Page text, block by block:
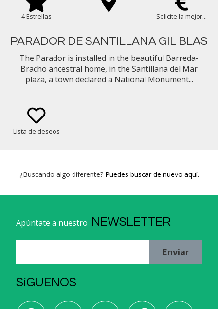
4 Estrellas Solicite la mejor...
PARADOR DE SANTILLANA GIL BLAS
The Parador is installed in the beautiful Barreda-
Bracho ancestral home, in the Santillana del Mar
plaza, a town declared a National Monument...
Lista de deseos
¿Buscando algo diferente? Puedes buscar de nuevo aquí.
Apúntate a nuestro NEWSLETTER
Enviar
SíGUENOS